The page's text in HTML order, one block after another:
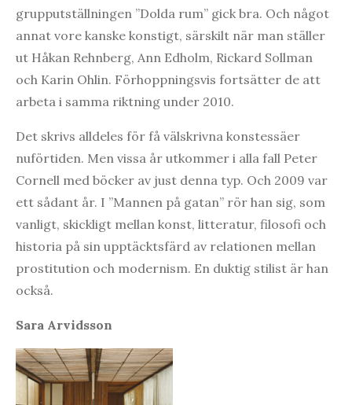
grupputställningen ”Dolda rum” gick bra. Och något
annat vore kanske konstigt, särskilt när man ställer
ut Håkan Rehnberg, Ann Edholm, Rickard Sollman
och Karin Ohlin. Förhoppningsvis fortsätter de att
arbeta i samma riktning under 2010.
Det skrivs alldeles för få välskrivna konstessäer
nuförtiden. Men vissa år utkommer i alla fall Peter
Cornell med böcker av just denna typ. Och 2009 var
ett sådant år. I ”Mannen på gatan” rör han sig, som
vanligt, skickligt mellan konst, litteratur, filosofi och
historia på sin upptäcktsfärd av relationen mellan
prostitution och modernism. En duktig stilist är han
också.
Sara Arvidsson